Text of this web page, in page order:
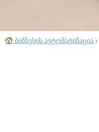
ბიზნესის ავტომატიზაცია ›